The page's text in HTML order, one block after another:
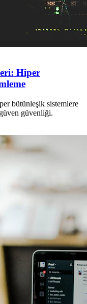
Hiper
bütünleşik sistemlere
güvenliği.